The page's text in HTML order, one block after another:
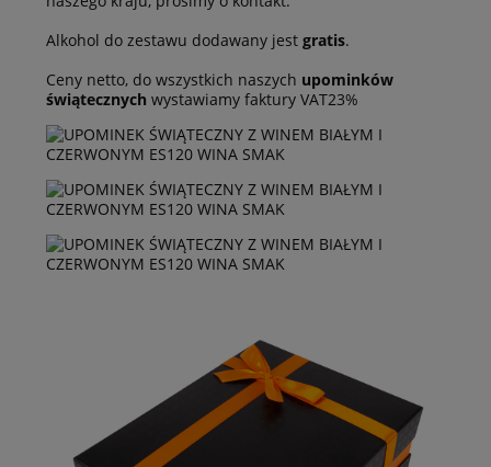
Alkohol do zestawu dodawany jest gratis.
Ceny netto, do wszystkich naszych upominków
świątecznych wystawiamy faktury VAT23%